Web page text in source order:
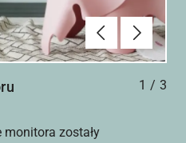
Poprzednie
Dalej
1 / 3
monitora zostały